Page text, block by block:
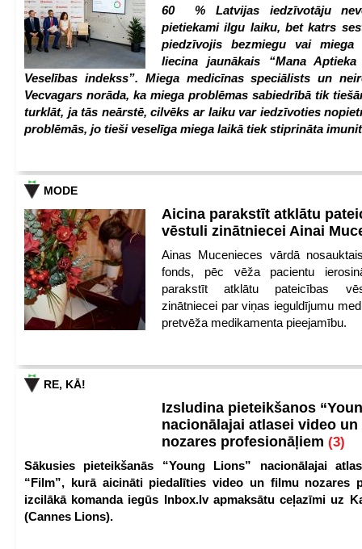
60 % Latvijas iedzīvotāju
pietiekami ilgu laiku, bet katrs
piedzīvojis bezmiegu vai miega
liecina jaunākais “Mana
Veselības indekss”. Miega medicīnas speciālists un
Vecvagars norāda, ka miega problēmas sabiedrībā tik
turklāt, ja tās neārstē, cilvēks ar laiku var iedzīvoties
problēmās, jo tieši veselīga miega laikā tiek stiprināta
MODE
Aicina parakstīt atklātu
vēstuli zinātniecei Ainai
Ainas Mucenieces vārdā
fonds, pēc vēža pacientu
parakstīt atklātu pateicības
zinātniecei par viņas ieguldījumu
pretvēža medikamenta pieejamību.
RE, KĀ!
Izsludina pieteikšanos
nacionālajai atlasei video
nozares profesionāļiem (3)
Sākusies pieteikšanās “Young Lions” nacionālajai
“Film”, kurā aicināti piedalīties video un filmu nozares
izcilākā komanda iegūs Inbox.lv apmaksātu ceļazīmi uz
(Cannes Lions).